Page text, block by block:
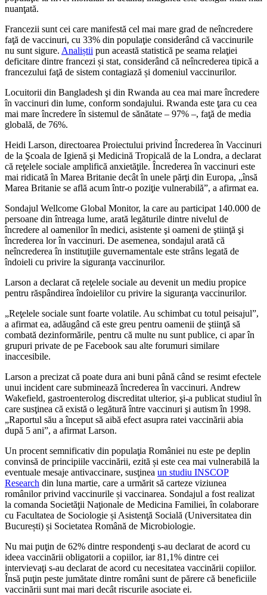
nuanţată.
Francezii sunt cei care manifestă cel mai mare grad de neîncredere
faţă de vaccinuri, cu 33% din populaţie considerând că vaccinurile
nu sunt sigure. Analiștii pun această statistică pe seama relaţiei
deficitare dintre francezi și stat, considerând că neîncrederea tipică a
francezului faţă de sistem contagiază și domeniul vaccinurilor.
Locuitorii din Bangladesh şi din Rwanda au cea mai mare încredere
în vaccinuri din lume, conform sondajului. Rwanda este ţara cu cea
mai mare încredere în sistemul de sănătate – 97% –, faţă de media
globală, de 76%.
Heidi Larson, directoarea Proiectului privind Încrederea în Vaccinuri
de la Şcoala de Igienă şi Medicină Tropicală de la Londra, a declarat
că reţelele sociale amplifică anxietăţile. Încrederea în vaccinuri este
mai ridicată în Marea Britanie decât în unele părţi din Europa, „însă
Marea Britanie se află acum într-o poziţie vulnerabilă”, a afirmat ea.
Sondajul Wellcome Global Monitor, la care au participat 140.000 de
persoane din întreaga lume, arată legăturile dintre nivelul de
încredere al oamenilor în medici, asistente şi oameni de ştiinţă şi
încrederea lor în vaccinuri. De asemenea, sondajul arată că
neîncrederea în instituţiile guvernamentale este strâns legată de
îndoieli cu privire la siguranţa vaccinurilor.
Larson a declarat că reţelele sociale au devenit un mediu propice
pentru răspândirea îndoielilor cu privire la siguranţa vaccinurilor.
„Reţelele sociale sunt foarte volatile. Au schimbat cu totul peisajul”,
a afirmat ea, adăugând că este greu pentru oamenii de ştiinţă să
combată dezinformările, pentru că multe nu sunt publice, ci apar în
grupuri private de pe Facebook sau alte forumuri similare
inaccesibile.
Larson a precizat că poate dura ani buni până când se resimt efectele
unui incident care subminează încrederea în vaccinuri. Andrew
Wakefield, gastroenterolog discreditat ulterior, şi-a publicat studiul în
care susţinea că există o legătură între vaccinuri şi autism în 1998.
„Raportul său a început să aibă efect asupra ratei vaccinării abia
după 5 ani”, a afirmat Larson.
Un procent semnificativ din populaţia României nu este pe deplin
convinsă de principiile vaccinării, ezită și este cea mai vulnerabilă la
eventuale mesaje antivaccinare, susţinea un studiu INSCOP
Research din luna martie, care a urmărit să carteze viziunea
românilor privind vaccinurile și vaccinarea. Sondajul a fost realizat
la comanda Societăţii Naţionale de Medicina Familiei, în colaborare
cu Facultatea de Sociologie și Asistenţă Socială (Universitatea din
București) și Societatea Română de Microbiologie.
Nu mai puţin de 62% dintre respondenţi s-au declarat de acord cu
ideea vaccinării obligatorii a copiilor, iar 81,1% dintre cei
intervievaţi s-au declarat de acord cu necesitatea vaccinării copiilor.
Însă puţin peste jumătate dintre români sunt de părere că beneficiile
vaccinării sunt mai mari decât riscurile asociate ei.